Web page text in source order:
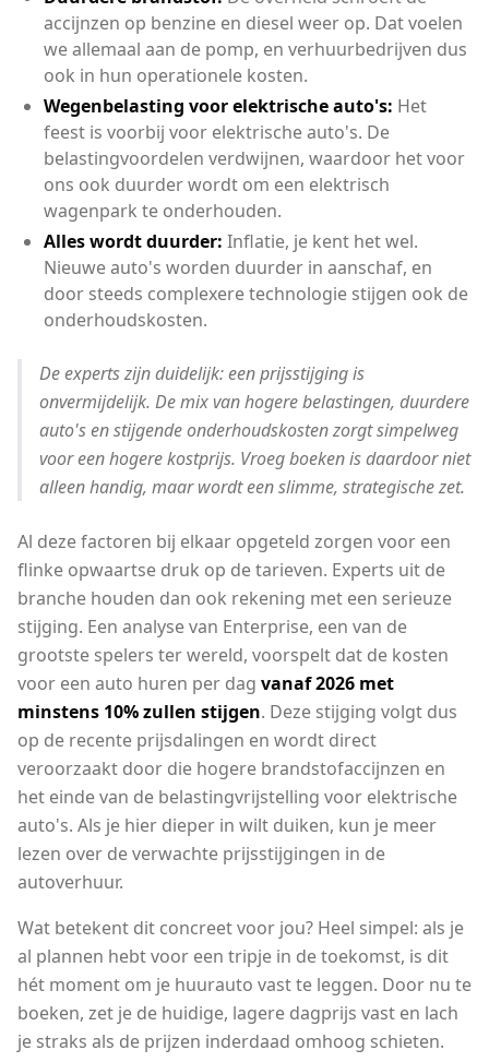
accijnzen op benzine en diesel weer op. Dat voelen
we allemaal aan de pomp, en verhuurbedrijven dus
ook in hun operationele kosten.
Wegenbelasting voor elektrische auto's: Het
feest is voorbij voor elektrische auto's. De
belastingvoordelen verdwijnen, waardoor het voor
ons ook duurder wordt om een elektrisch
wagenpark te onderhouden.
Alles wordt duurder: Inflatie, je kent het wel.
Nieuwe auto's worden duurder in aanschaf, en
door steeds complexere technologie stijgen ook de
onderhoudskosten.
De experts zijn duidelijk: een prijsstijging is
onvermijdelijk. De mix van hogere belastingen, duurdere
auto's en stijgende onderhoudskosten zorgt simpelweg
voor een hogere kostprijs. Vroeg boeken is daardoor niet
alleen handig, maar wordt een slimme, strategische zet.
Al deze factoren bij elkaar opgeteld zorgen voor een
flinke opwaartse druk op de tarieven. Experts uit de
branche houden dan ook rekening met een serieuze
stijging. Een analyse van Enterprise, een van de
grootste spelers ter wereld, voorspelt dat de kosten
voor een auto huren per dag vanaf 2026 met
minstens 10% zullen stijgen. Deze stijging volgt dus
op de recente prijsdalingen en wordt direct
veroorzaakt door die hogere brandstofaccijnzen en
het einde van de belastingvrijstelling voor elektrische
auto's. Als je hier dieper in wilt duiken, kun je meer
lezen over de verwachte prijsstijgingen in de
autoverhuur.
Wat betekent dit concreet voor jou? Heel simpel: als je
al plannen hebt voor een tripje in de toekomst, is dit
hét moment om je huurauto vast te leggen. Door nu te
boeken, zet je de huidige, lagere dagprijs vast en lach
je straks als de prijzen inderdaad omhoog schieten.